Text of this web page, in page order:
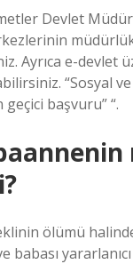
Devlet
Ayrıca e-devlet
“Sosyal
başvuru” “.
ölümü
babası yararlanıcı